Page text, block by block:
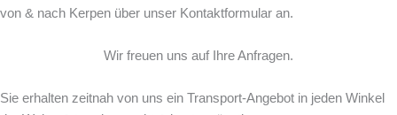
von & nach Kerpen über unser Kontaktformular an.
Wir freuen uns auf Ihre Anfragen.
Sie erhalten zeitnah von uns ein Transport-Angebot in jeden Winkel